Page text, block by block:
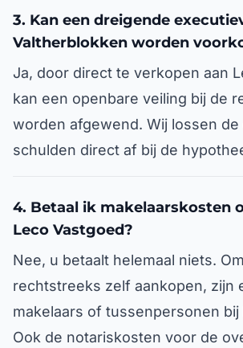
3. Kan een dreigende
Valtherblokken worden
Ja, door direct te verkopen aan
kan een openbare veiling bij de
worden afgewend. Wij lossen de
schulden direct af bij de
4. Betaal ik makelaarskosten
Leco Vastgoed?
Nee, u betaalt helemaal niets.
rechtstreeks zelf aankopen, zijn
makelaars of tussenpersonen
Ook de notariskosten voor de